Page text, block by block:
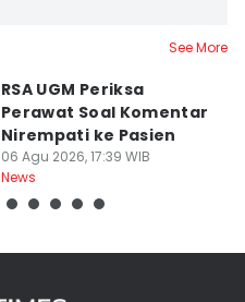
See More
RSA UGM Periksa
Perawat Soal Komentar
Nirempati ke Pasien
06 Agu 2026, 17:39 WIB
News